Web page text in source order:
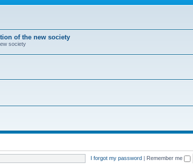
of the new society
society
I forgot my password | Remember me